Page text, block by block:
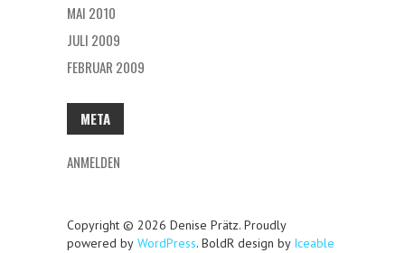
MAI 2010
JULI 2009
FEBRUAR 2009
META
ANMELDEN
Copyright © 2026 Denise Prätz. Proudly
powered by WordPress. BoldR design by Iceable